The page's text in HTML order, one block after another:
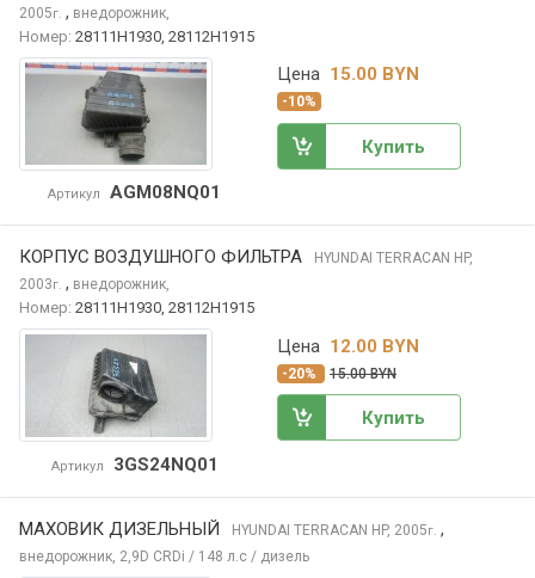
2005г. , внедорожник,
Номер: 28111H1930, 28112H1915
Артикул AGM08NQ01
Цена 15.00 BYN
-10%
Купить
КОРПУС ВОЗДУШНОГО ФИЛЬТРА HYUNDAI TERRACAN HP,
2003г. , внедорожник,
Номер: 28111H1930, 28112H1915
Артикул 3GS24NQ01
Цена 12.00 BYN
-20% 15.00 BYN
Купить
МАХОВИК ДИЗЕЛЬНЫЙ HYUNDAI TERRACAN HP, 2005г. ,
внедорожник, 2,9D CRDi / 148 л.с / дизель